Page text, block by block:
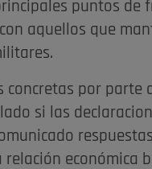
puntos de
aquellos que
concretas por parte
si las
económica